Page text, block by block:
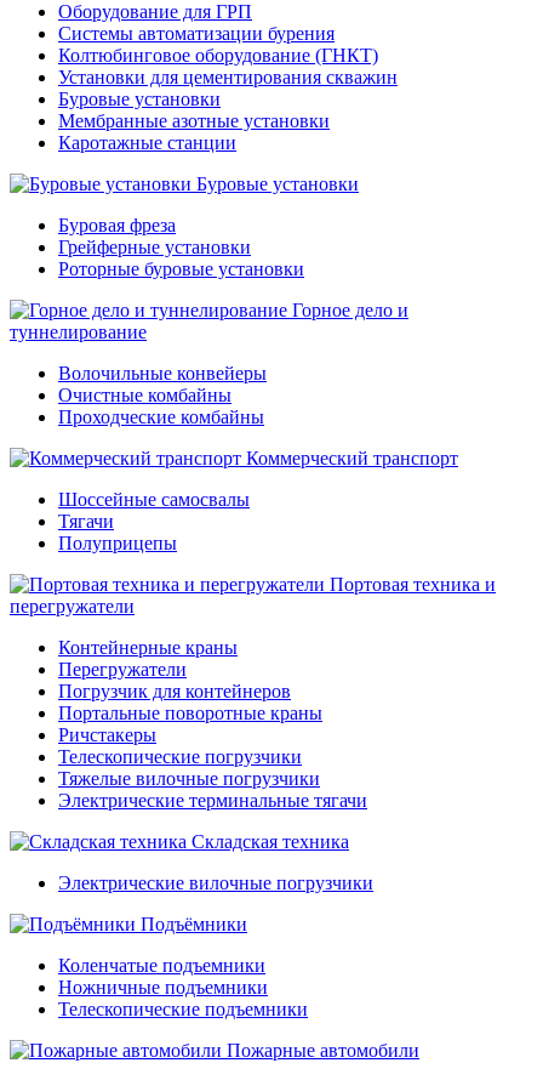
Оборудование для ГРП
Системы автоматизации бурения
Колтюбинговое оборудование (ГНКТ)
Установки для цементирования скважин
Буровые установки
Мембранные азотные установки
Каротажные станции
Буровые установки
Буровая фреза
Грейферные установки
Роторные буровые установки
Горное дело и
туннелирование
Волочильные конвейеры
Очистные комбайны
Проходческие комбайны
Коммерческий транспорт
Шоссейные самосвалы
Тягачи
Полуприцепы
Портовая техника и
перегружатели
Контейнерные краны
Перегружатели
Погрузчик для контейнеров
Портальные поворотные краны
Ричстакеры
Телескопические погрузчики
Тяжелые вилочные погрузчики
Электрические терминальные тягачи
Складская техника
Электрические вилочные погрузчики
Подъёмники
Коленчатые подъемники
Ножничные подъемники
Телескопические подъемники
Пожарные автомобили